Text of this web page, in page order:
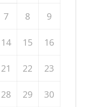
7 8 9
14 15 16
21 22 23
28 29 30